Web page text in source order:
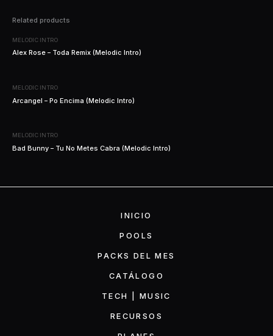
Related products
MELODIC INTRO
Alex Rose – Toda Remix (Melodic Intro)
MELODIC INTRO
Arcangel – Po Encima (Melodic Intro)
MELODIC INTRO
Bad Bunny – Tu No Metes Cabra (Melodic Intro)
INICIO
POOLS
PACKS DEL MES
CATÁLOGO
TECH | MUSIC
RECURSOS